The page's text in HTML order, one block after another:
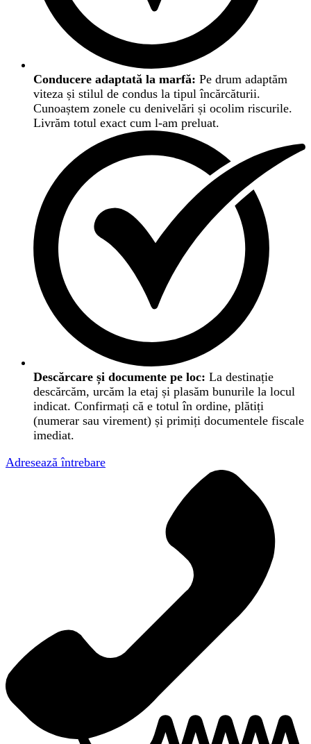
Conducere adaptată la marfă: Pe drum adaptăm
viteza și stilul de condus la tipul încărcăturii.
Cunoaștem zonele cu denivelări și ocolim riscurile.
Livrăm totul exact cum l-am preluat.
Descărcare și documente pe loc: La destinație
descărcăm, urcăm la etaj și plasăm bunurile la locul
indicat. Confirmați că e totul în ordine, plătiți
(numerar sau virement) și primiți documentele fiscale
imediat.
Adresează întrebare